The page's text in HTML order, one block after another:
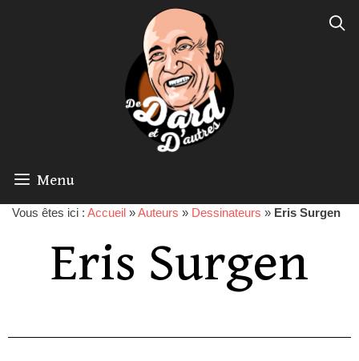
Menu
Vous êtes ici : Accueil »Auteurs » Dessinateurs » Eris Surgen
Eris Surgen